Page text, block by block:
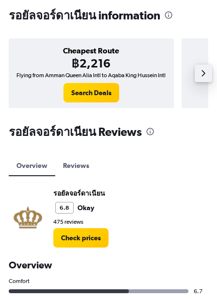
รอยัลจอร์ดาเนียน information
Cheapest Route
฿2,216
Flying from Amman Queen Alia Intl to Aqaba King Hussein Intl
Search Deals
รอยัลจอร์ดาเนียน Reviews
Overview Reviews
รอยัลจอร์ดาเนียน
6.8 Okay
475 reviews
Check prices
Overview
Comfort
6.7